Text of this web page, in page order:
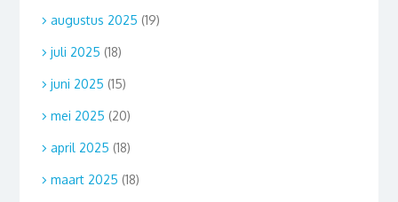
augustus 2025 (19)
juli 2025 (18)
juni 2025 (15)
mei 2025 (20)
april 2025 (18)
maart 2025 (18)